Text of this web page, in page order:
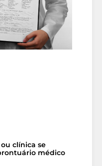
clínica se
médico